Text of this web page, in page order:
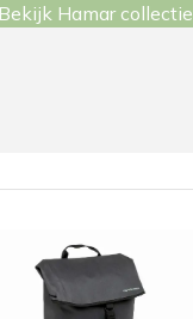
Bekijk Hamar collectie